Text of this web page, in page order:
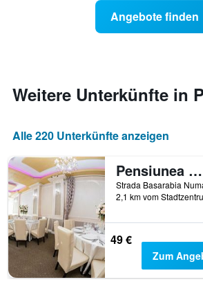
durchschnittlichen
jeweiligen
Wochentag.
hat
X-
Achse,
die
die
Wochentage
anzeigt.
Das
Diagramm
hat
Angebote finden
Weitere Unterkünfte in
Alle 220 Unterkünfte anzeigen
Pensiunea Domneasca
2,1 km vom
49 €
Zum